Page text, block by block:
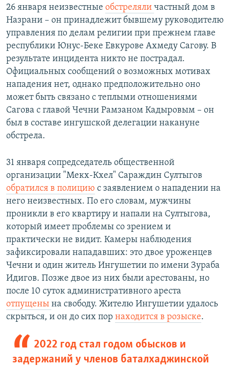
26 января неизвестные обстреляли частный дом в
Назрани – он принадлежит бывшему руководителю
управления по делам религии при прежнем главе
республики Юнус-Беке Евкурове Ахмеду Сагову. В
результате инцидента никто не пострадал.
Официальных сообщений о возможных мотивах
нападения нет, однако предположительно оно
может быть связано с теплыми отношениями
Сагова с главой Чечни Рамзаном Кадыровым – он
был в составе ингушской делегации накануне
обстрела.
31 января сопредседатель общественной
организации "Мекх-Кхел" Сараждин Султыгов
обратился в полицию с заявлением о нападении на
него неизвестных. По его словам, мужчины
проникли в его квартиру и напали на Султыгова,
который имеет проблемы со зрением и
практически не видит. Камеры наблюдения
зафиксировали нападавших: это двое уроженцев
Чечни и один житель Ингушетии по имени Зураба
Идигов. Позже двое из них были арестованы, но
после 10 суток административного ареста
отпущены на свободу. Жителю Ингушетии удалось
скрыться, и он до сих пор находится в розыске.
2022 год стал годом обысков и
задержаний у членов баталхаджинской